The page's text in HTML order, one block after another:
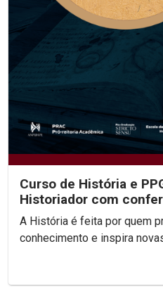
Curso de História e
Historiador com
inaugural do semestre
A História é feita por quem